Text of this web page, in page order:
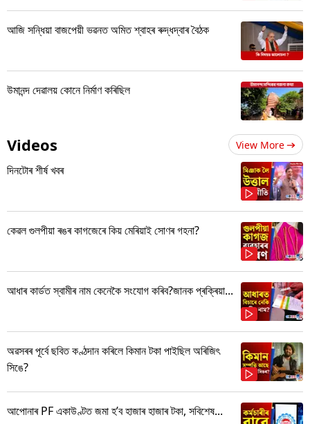
আজি সন্ধিয়া বাজপেয়ী ভৱনত অমিত শ্বাহৰ ৰুদ্ধদ্বাৰ বৈঠক
উমানন্দ দেৱালয় কোনে নিৰ্মাণ কৰিছিল
Videos View More
দিনটোৰ শীৰ্ষ খবৰ
কেৱল গুলপীয়া ৰঙৰ কাগজেৰে কিয় মেৰিয়াই সোণৰ গহনা?
আধাৰ কাৰ্ডত স্বামীৰ নাম কেনেকৈ সংযোগ কৰিব?জানক প্ৰক্ৰিয়া...
অৱসৰৰ পূৰ্বে ছবিত কণ্ঠদান কৰিলে কিমান টকা পাইছিল অৰিজিৎ
সিঙে?
আপোনাৰ PF একাউণ্টত জমা হ’ব হাজাৰ হাজাৰ টকা, সবিশেষ...